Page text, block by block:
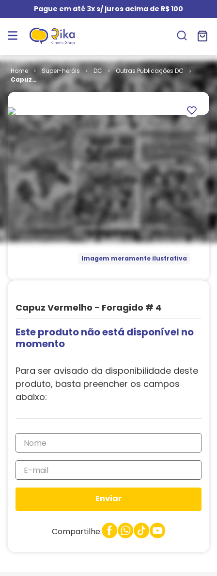
Pague em até 3x s/ juros acima de R$ 100
Super-heróis DC
Outras Publicações DC
Capuz
Vermelho -
Imagem meramente ilustrativa
Capuz Vermelho - Foragido # 4
Este produto não está disponível no
momento
Para ser avisado da disponibilidade deste
produto, basta preencher os campos
abaixo:
Enviar
Compartilhe: